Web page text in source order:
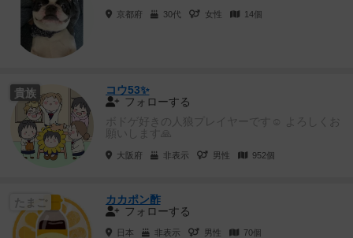
京都府 30代 女性 14個
貴族
コウ53✨
フォローする
ボドゲ好きの人狼プレイヤーです☺️ よろしくお
願いします🙏
大阪府 非表示 男性 952個
たまご
カカポン酢
フォローする
日本 非表示 男性 70個